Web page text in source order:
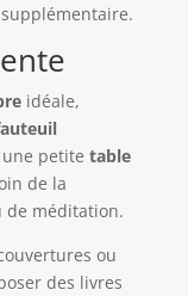
idéale,
petite table
de la
de méditation.
ou
des livres